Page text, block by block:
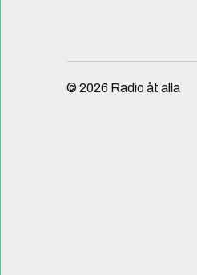
© 2026 Radio åt alla